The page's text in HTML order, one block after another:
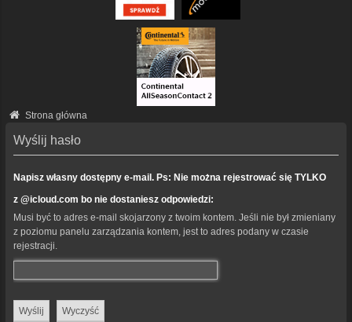
Strona główna
Wyślij hasło
Napisz własny dostępny e-mail. Ps: Nie można rejestrować się TYLKO
z @icloud.com bo nie dostaniesz odpowiedzi:
Musi być to adres e-mail skojarzony z twoim kontem. Jeśli nie był zmieniany
z poziomu panelu zarządzania kontem, jest to adres podany w czasie
rejestracji.